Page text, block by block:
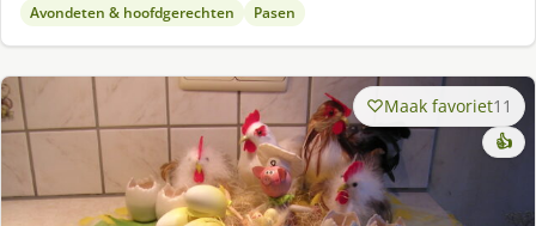
Avondeten & hoofdgerechten Pasen
Maak favoriet11
👍